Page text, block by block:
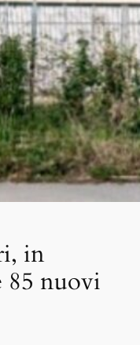
in
85 nuovi